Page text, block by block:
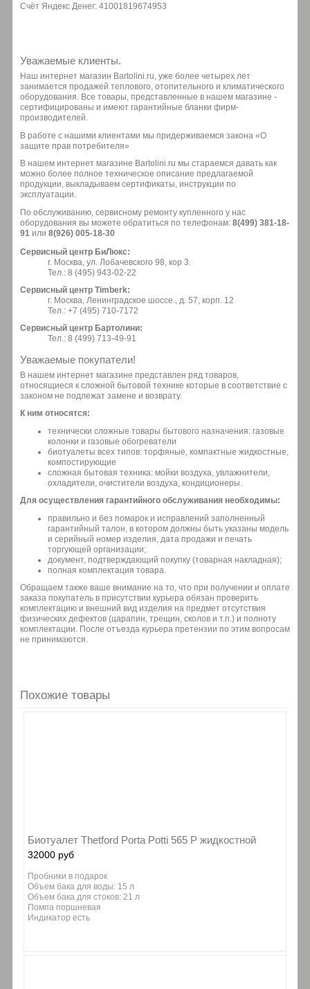
Счёт Яндекс Денег: 41001819674953
Уважаемые клиенты.
Наш интернет магазин Bartolini.ru, уже более четырех лет
занимается продажей теплового, отопительного и климатического
оборудования. Все товары, представленные в нашем магазине -
сертифицированы и имеют гарантийные бланки фирм-
производителей.
В работе с нашими клиентами мы придерживаемся закона «О
защите прав потребителя»
В нашем интернет магазине Bartolini.ru мы стараемся давать как
можно более полное техническое описание предлагаемой
продукции, выкладываем сертификаты, инструкции по
эксплуатации.
По обслуживанию, сервисному ремонту купленного у нас
оборудования вы можете обратиться по телефонам: 8(499) 381-18-
91 или 8(926) 005-18-30
Сервисный центр БиЛюкс:
г. Москва, ул. Лобачевского 98, кор 3.
Тел.: 8 (495) 943-02-22
Сервисный центр Timberk:
г. Москва, Ленинградское шоссе., д. 57, корп. 12
Тел.: +7 (495) 710-7172
Сервисный центр Бартолини:
Тел.: 8 (499) 713-49-91
Уважаемые покупатели!
В нашем интернет магазине представлен ряд товаров,
относящиеся к сложной бытовой технике которые в соответствие с
законом не подлежат замене и возврату.
К ним относятся:
технически сложные товары бытового назначения: газовые
колонки и газовые обогреватели
биотуалеты всех типов: торфяные, компактные жидкостные,
компостирующие
сложная бытовая техника: мойки воздуха, увлажнители,
охладители, очистители воздуха, кондиционеры.
Для осуществления гарантийного обслуживания необходимы:
правильно и без помарок и исправлений заполненный
гарантийный талон, в котором должны быть указаны модель
и серийный номер изделия, дата продажи и печать
торгующей организации;
документ, подтверждающий покупку (товарная накладная);
полная комплектация товара.
Обращаем также ваше внимание на то, что при получении и оплате
заказа покупатель в присутствии курьера обязан проверить
комплектацию и внешний вид изделия на предмет отсутствия
физических дефектов (царапин, трещин, сколов и т.п.) и полноту
комплектации. После отъезда курьера претензии по этим вопросам
не принимаются.
Похожие товары
Биотуалет Thetford Porta Potti 565 P жидкостной
32000 руб
Пробники в подарок
Объем бака для воды: 15 л
Объем бака для стоков: 21 л
Помпа поршневая
Индикатор есть